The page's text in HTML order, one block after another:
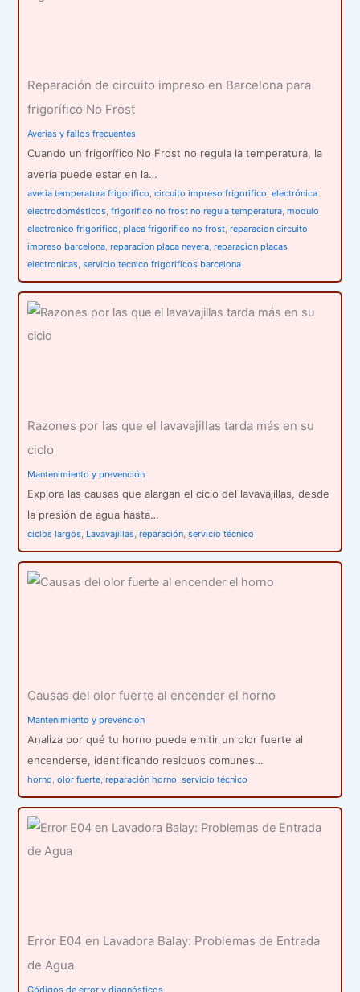
Reparación de circuito impreso en Barcelona para
frigorífico No Frost
Averías y fallos frecuentes
Cuando un frigorífico No Frost no regula la temperatura, la
avería puede estar en la…
averia temperatura frigorifico,circuito impreso frigorifico,electrónica
electrodomésticos,frigorifico no frost no regula temperatura,modulo
electronico frigorifico,placa frigorifico no frost,reparacion circuito
impreso barcelona,reparacion placa nevera,reparacion placas
electronicas,servicio tecnico frigorificos barcelona
Razones por las que el lavavajillas tarda más en su
ciclo
Mantenimiento y prevención
Explora las causas que alargan el ciclo del lavavajillas, desde
la presión de agua hasta…
ciclos largos, Lavavajillas,reparación,servicio técnico
Causas del olor fuerte al encender el horno
Mantenimiento y prevención
Analiza por qué tu horno puede emitir un olor fuerte al
encenderse, identificando residuos comunes…
horno,olor fuerte,reparación horno,servicio técnico
Error E04 en Lavadora Balay: Problemas de Entrada
de Agua
Códigos de error y diagnósticos